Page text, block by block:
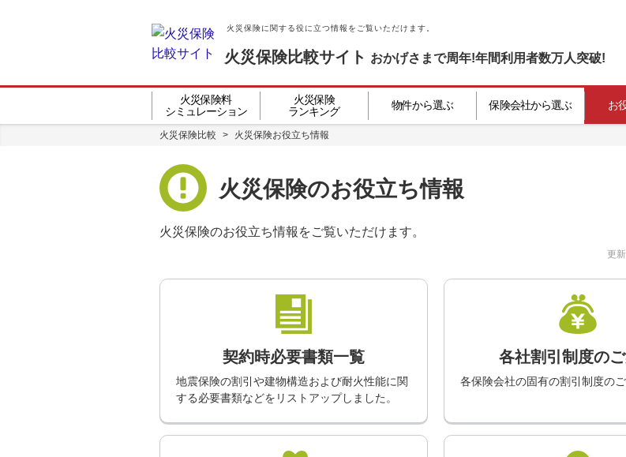
火災保険に関する役に立つ情報をご覧いただけます。
火災保険比較サイト おかげさまで周年!年間利用者数万人突破!
火災保険料
シミュレーション
火災保険
ランキング
物件から選ぶ 保険会社から選ぶ お
火災保険比較 > 火災保険お役立ち情報
火災保険のお役立ち情報
火災保険のお役立ち情報をご覧いただけます。
更新
契約時必要書類一覧
地震保険の割引や建物構造および耐火性能に関
する必要書類などをリストアップしました。
各社割引制度の
各保険会社の固有の割引制度のご